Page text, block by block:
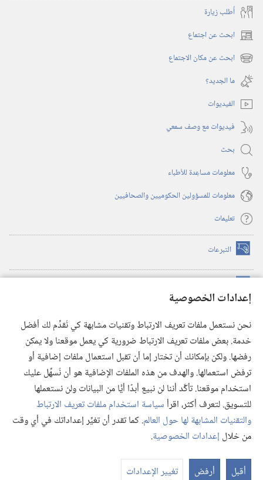
إعدادات الخصوصية
نحن نستعمل ملفات تعريف الارتباط وتقنيات مشابهة كي نُقدِّم لك أفضل
خدمة. بعض ملفات تعريف الارتباط ضرورية كي يعمل موقعنا ولا يمكن
رفضها. ولكن بإمكانك أن تختار إما أن تقبل استعمال ملفات إضافية أو
ترفض استعمالها. والهدف من هذه الملفات الإضافية هو أن نُسهِّل عليك
استخدام موقعنا. تأكَّد أننا لن نبيع أبدًا أيًّا من البيانات ولن نستعملها
للتسويق. لتعرف أكثر، اقرأسياسة استخدام ملفات تعريف الارتباط
والتقنيات المشابهة لها حول العالم. كما تقدر أن تغيِّر إعداداتك في أي وقت
من خلال إعدادات الخصوصية.
أقبل أرفض تغيير الإعدادات
أُطلب زيارة
ابحث عن اجتماع (يفتح
نافذة ابحث عن مكان الاجتماع (يفتح
نافذة
جديدة)
ما الجديد؟‏
الفيديوات
فيديوات مع وصف سمعي
بحث
معلومات مساعِدة للأطباء
معلومات للمسؤولين الحكوميين والصحافيين
تعليمات
التبرعات (يفتح
نافذة
(يفتح
نافذة
(يفتح
نافذة
جديدة) تطبيق ®
JW Library
مكتبة برج المراقبة
© 2026 .Watch Tower Bible and Tract Society of Pennsylvania